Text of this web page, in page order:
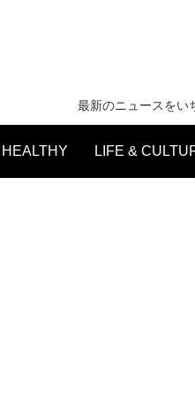
最新のニュースをい
LIFE &